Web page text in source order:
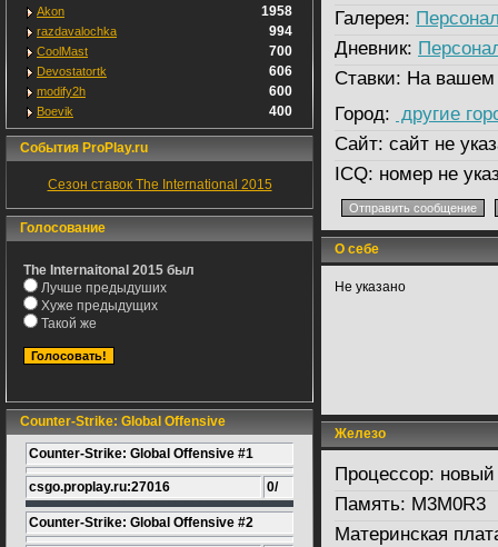
Akon 1958
razdavalochka 994
CoolMast 700
Devostatortk 606
modify2h 600
Boevik 400
События ProPlay.ru
Сезон ставок The International 2015
Голосование
The Internaitonal 2015 был
Лучше предыдуших
Хуже предыдущих
Такой же
Counter-Strike: Global Offensive
Counter-Strike: Global Offensive #1
csgo.proplay.ru:27016 0/
Counter-Strike: Global Offensive #2
Галерея:
Дневник:
Ставки: На вашем
Город: другие
Сайт: сайт не
ICQ: номер не
О себе
Не указано
Железо
Процессор: новый
Память: M3M0R3
Материнская